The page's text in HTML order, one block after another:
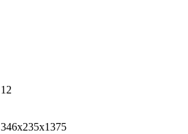
12
346х235х1375